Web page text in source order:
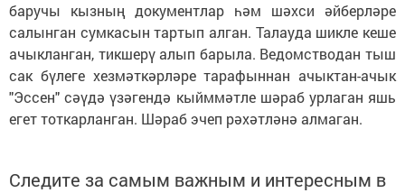
баручы кызның документлар һәм шәхси әйберләре
салынган сумкасын тартып алган. Талауда шикле кеше
ачыкланган, тикшерү алып барыла. Ведомстводан тыш
сак бүлеге хезмәткәрләре тарафыннан ачыктан-ачык
"Эссен" сәүдә үзәгендә кыйммәтле шәраб урлаган яшь
егет тоткарланган. Шәраб эчеп рәхәтләнә алмаган.
Следите за самым важным и интересным в